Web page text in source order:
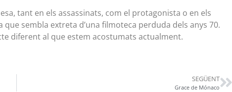
tant en els assassinats, com el protagonista o en els
que sembla extreta d’una filmoteca perduda dels anys 70.
diferent al que estem acostumats actualment.
SEGÜENT
Grace de Mónaco